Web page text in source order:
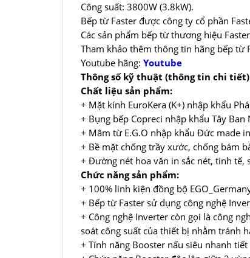
Công suất: 3800W (3.8kW).
Bếp từ Faster được công ty cổ phần
Các sản phẩm bếp từ thương hiệu
Tham khảo thêm thông tin hãng bếp từ
Youtube hãng: Youtube
Thông số kỹ thuật (thông tin chi
Chất liệu sản phẩm:
+ Mặt kính EuroKera (K+) nhập khẩu
+ Bụng bếp Copreci nhập khẩu Tây
+ Mâm từ E.G.O nhập khẩu Đức made
+ Bề mặt chống trầy xước, chống bám
+ Đường nét hoa văn in sắc nét, tinh tế,
Chức năng sản phẩm:
+ 100% linh kiện đồng bộ
+ Bếp từ Faster sử dụng công nghệ
+ Công nghệ Inverter còn gọi là công
soát công suất của thiết bị nhằm tránh
+ Tính năng Booster nấu siêu nhanh